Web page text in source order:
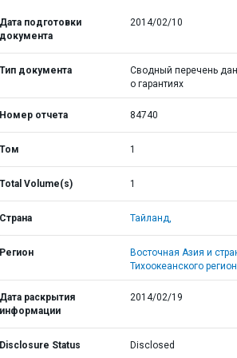
Дата подготовки
документа
2014/02/10
Тип документа
Сводный перечень
о гарантиях
Номер отчета 84740
Том 1
Total Volume(s) 1
Страна Тайланд,
Регион
Восточная Азия и
Тихоокеанского
Дата раскрытия
информации
2014/02/19
Disclosure Status Disclosed